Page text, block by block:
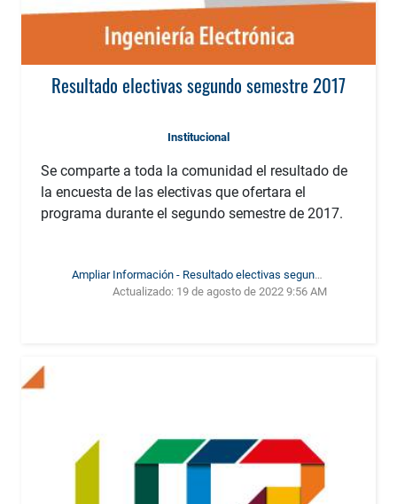
Resultado electivas segundo semestre 2017
Institucional
Se comparte a toda la comunidad el resultado de
la encuesta de las electivas que ofertara el
programa durante el segundo semestre de 2017.
Ampliar Información - Resultado electivas segundo
semestre 2017
Actualizado: 19 de agosto de 2022 9:56 AM